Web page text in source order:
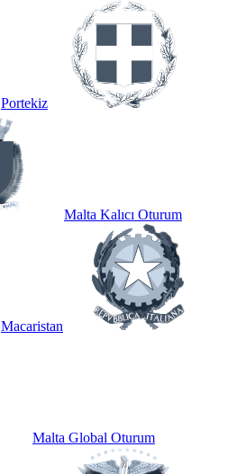
Portekiz
Malta Kalıcı Oturum
Macaristan
Malta Global Oturum